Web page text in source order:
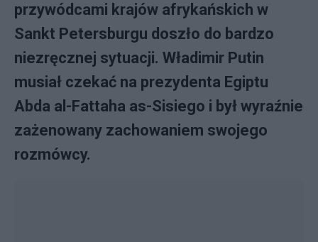
przywódcami krajów afrykańskich w
Sankt Petersburgu doszło do bardzo
niezręcznej sytuacji. Władimir Putin
musiał czekać na prezydenta Egiptu
Abda al-Fattaha as-Sisiego i był wyraźnie
zażenowany zachowaniem swojego
rozmówcy.